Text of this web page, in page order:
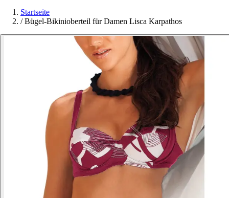
Startseite
/ Bügel-Bikinioberteil für Damen Lisca Karpathos